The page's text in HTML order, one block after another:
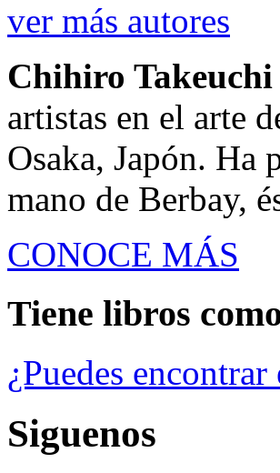
ver más autores
Chihiro Takeuchi
artistas en el arte
Osaka, Japón. Ha
mano de Berbay,
CONOCE MÁS
Tiene libros
¿Puedes
Siguenos